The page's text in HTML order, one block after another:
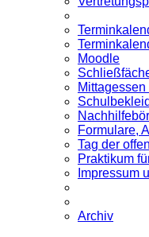
Moodle
Formulare,
Tag der
Praktikum
Impressum
Archiv